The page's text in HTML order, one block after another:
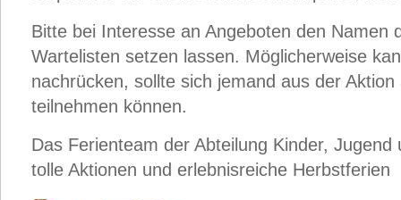
Bitte bei Interesse an Angeboten den Namen
Wartelisten setzen lassen. Möglicherweise
nachrücken, sollte sich jemand aus der
teilnehmen können.
Das Ferienteam der Abteilung Kinder,
tolle Aktionen und erlebnisreiche Herbstferien